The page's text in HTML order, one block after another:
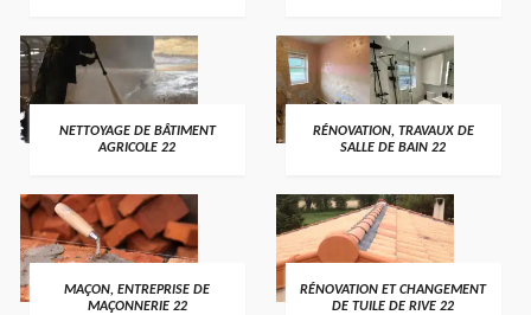
NETTOYAGE DE BÂTIMENT
AGRICOLE 22
RÉNOVATION, TRAVAUX DE
SALLE DE BAIN 22
MAÇON, ENTREPRISE DE
MAÇONNERIE 22
RÉNOVATION ET CHANGEMENT
DE TUILE DE RIVE 22